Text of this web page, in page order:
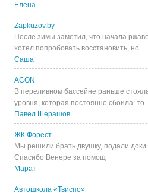
Елена
Zapkuzov.by
После зимы заметил, что начала
хотел попробовать восстановить, но...
Саша
ACON
В переливном бассейне раньше
уровня, которая постоянно сбоила:
Павел Шерашов
ЖК Форест
Мы решили брать двушку, подали доки
Спасибо Венере за помощ
Марат
Автошкола «Твиспо»